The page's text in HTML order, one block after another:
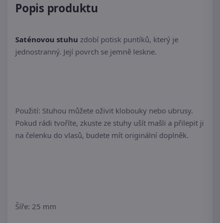
Popis produktu
Saténovou stuhu zdobí potisk puntíků, který je
jednostranný. Její povrch se jemně leskne.
Použití: Stuhou můžete oživit klobouky nebo ubrusy.
Pokud rádi tvoříte, zkuste ze stuhy ušít mašli a přilepit ji
na čelenku do vlasů, budete mít originální doplněk.
Šíře: 25 mm